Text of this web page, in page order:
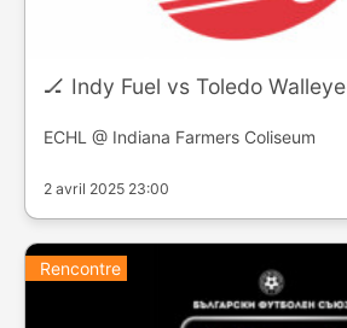
🏒 Indy Fuel vs Toledo Walleye
ECHL @ Indiana Farmers Coliseum
2 avril 2025 23:00
Rencontre